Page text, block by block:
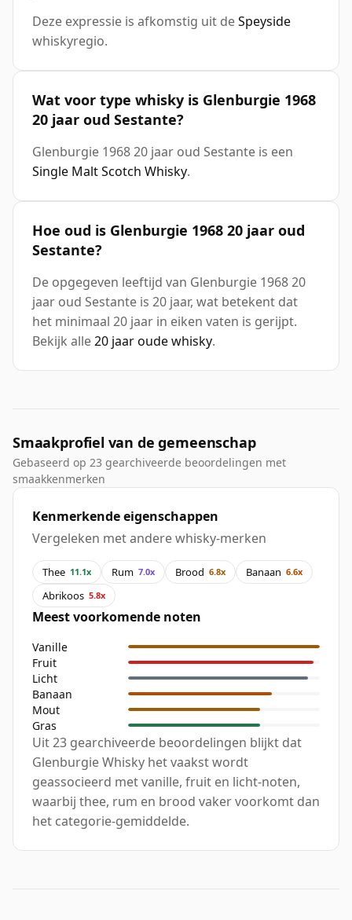
Deze expressie is afkomstig uit deSpeyside
whiskyregio.
Wat voor type whisky is Glenburgie 1968
20 jaar oud Sestante?
Glenburgie 1968 20 jaar oud Sestante is een
Single Malt Scotch Whisky.
Hoe oud is Glenburgie 1968 20 jaar oud
Sestante?
De opgegeven leeftijd van Glenburgie 1968 20
jaar oud Sestante is 20 jaar, wat betekent dat
het minimaal 20 jaar in eiken vaten is gerijpt.
Bekijk alle20 jaar oude whisky.
Smaakprofiel van de gemeenschap
Gebaseerd op 23 gearchiveerde beoordelingen met
smaakkenmerken
Kenmerkende eigenschappen
Vergeleken met andere whisky-merken
Thee 11.1x Rum 7.0x Brood 6.8x Banaan 6.6x
Abrikoos 5.8x
Meest voorkomende noten
Vanille
Fruit
Licht
Banaan
Mout
Gras
Uit 23 gearchiveerde beoordelingen blijkt dat
Glenburgie Whisky het vaakst wordt
geassocieerd met vanille, fruit en licht-noten,
waarbij thee, rum en brood vaker voorkomt dan
het categorie-gemiddelde.